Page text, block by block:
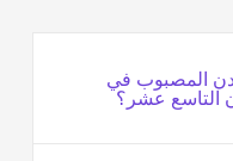
المصبوب في
التاسع عشر؟